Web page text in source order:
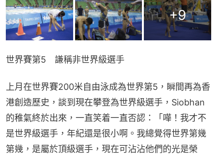
+9
世界賽第5　謙稱非世界級選手
上月在世界賽200米自由泳成為世界第5，瞬間再為香
港創造歷史，談到現在攀登為世界級選手，Siobhan
的稚氣終於出來，一直笑着一直否認：「嘩！我才不
是世界級選手，年紀還是很小啊。我總覺得世界第幾
第幾，是屬於頂級選手，現在可沾沾他們的光是榮